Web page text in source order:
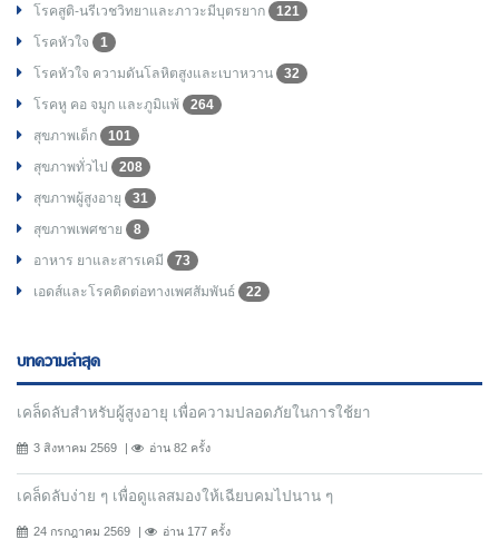
โรคสูติ-นรีเวชวิทยาและภาวะมีบุตรยาก
121
โรคหัวใจ
1
โรคหัวใจ ความดันโลหิตสูงและเบาหวาน
32
โรคหู คอ จมูก และภูมิแพ้
264
สุขภาพเด็ก
101
สุขภาพทั่วไป
208
สุขภาพผู้สูงอายุ
31
สุขภาพเพศชาย
8
อาหาร ยาและสารเคมี
73
เอดส์และโรคติดต่อทางเพศสัมพันธ์
22
บทความล่าสุด
เคล็ดลับสำหรับผู้สูงอายุ เพื่อความปลอดภัยในการใช้ยา
3 สิงหาคม 2569 อ่าน 82 ครั้ง
เคล็ดลับง่าย ๆ เพื่อดูแลสมองให้เฉียบคมไปนาน ๆ
24 กรกฎาคม 2569 อ่าน 177 ครั้ง